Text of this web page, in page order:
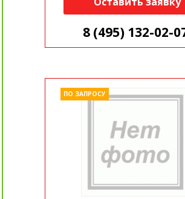
8 (495) 132-02-
ПО ЗАПРОСУ